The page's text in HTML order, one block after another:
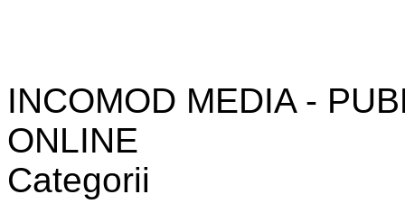
INCOMOD MEDIA -
ONLINE
Categorii